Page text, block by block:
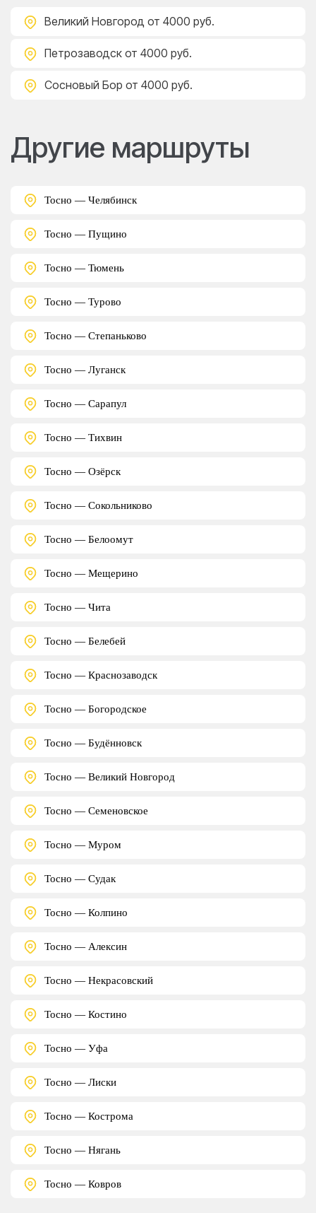
Великий Новгород от 4000 руб.
Петрозаводск от 4000 руб.
Сосновый Бор от 4000 руб.
Другие маршруты
Тосно — Челябинск
Тосно — Пущино
Тосно — Тюмень
Тосно — Турово
Тосно — Степаньково
Тосно — Луганск
Тосно — Сарапул
Тосно — Тихвин
Тосно — Озёрск
Тосно — Сокольниково
Тосно — Белоомут
Тосно — Мещерино
Тосно — Чита
Тосно — Белебей
Тосно — Краснозаводск
Тосно — Богородское
Тосно — Будённовск
Тосно — Великий Новгород
Тосно — Семеновское
Тосно — Муром
Тосно — Судак
Тосно — Колпино
Тосно — Алексин
Тосно — Некрасовский
Тосно — Костино
Тосно — Уфа
Тосно — Лиски
Тосно — Кострома
Тосно — Нягань
Тосно — Ковров